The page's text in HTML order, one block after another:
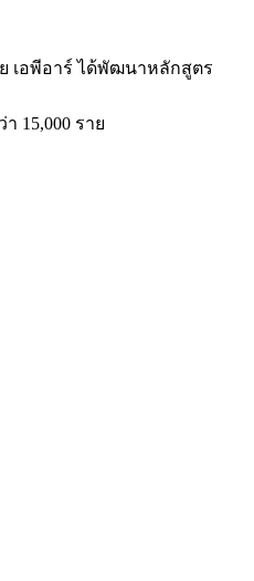
เอพีอาร์ ได้พัฒนาหลักสูตร
15,000 ราย